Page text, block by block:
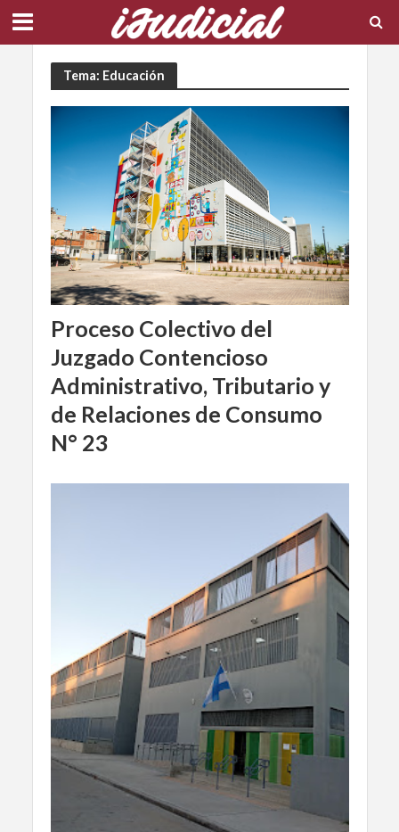
Tema: Educación
Proceso Colectivo del
Juzgado Contencioso
Administrativo, Tributario y
de Relaciones de Consumo
N° 23